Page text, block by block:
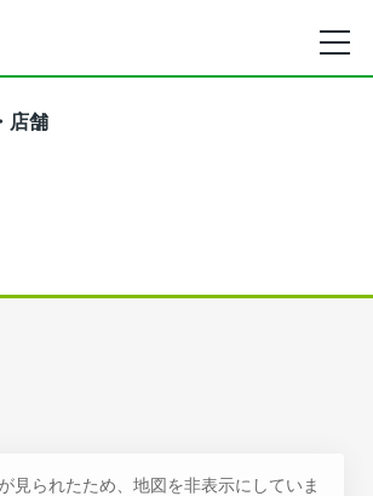
店舗
見られたため、地図を非表示にしていま